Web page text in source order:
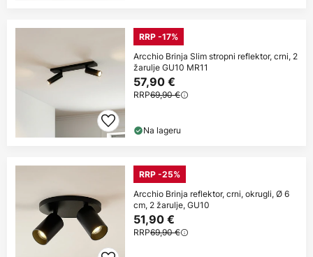
RRP -17%
Arcchio Brinja Slim stropni reflektor, crni, 2
žarulje GU10 MR11
57,90 €
RRP69,90 €
Na lageru
RRP -25%
Arcchio Brinja reflektor, crni, okrugli, Ø 6
cm, 2 žarulje, GU10
51,90 €
RRP69,90 €